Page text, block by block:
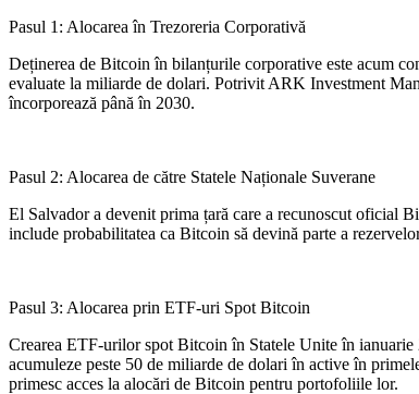
Pasul 1: Alocarea în Trezoreria Corporativă
Deținerea de Bitcoin în bilanțurile corporative este acum
evaluate la miliarde de dolari. Potrivit ARK Investment
încorporează până în 2030.
Pasul 2: Alocarea de către Statele Naționale Suverane
El Salvador a devenit prima țară care a recunoscut oficial
include probabilitatea ca Bitcoin să devină parte a
Pasul 3: Alocarea prin ETF-uri Spot Bitcoin
Crearea ETF-urilor spot Bitcoin în Statele Unite în
acumuleze peste 50 de miliarde de dolari în active în
primesc acces la alocări de Bitcoin pentru portofoliile lor.